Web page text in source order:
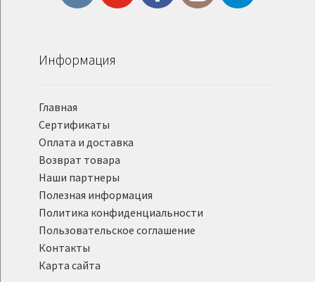
Информация
Главная
Сертификаты
Оплата и доставка
Возврат товара
Наши партнеры
Полезная информация
Политика конфиденциальности
Пользовательское соглашение
Контакты
Карта сайта